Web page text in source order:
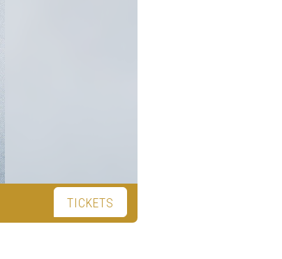
TICKETS